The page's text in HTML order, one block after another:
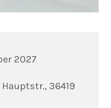
2027
36419